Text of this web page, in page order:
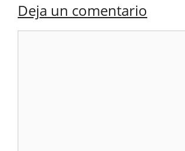
Deja un comentario